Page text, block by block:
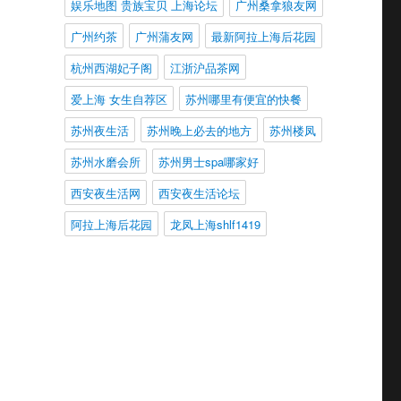
娱乐地图 贵族宝贝 上海论坛
广州桑拿狼友网
广州约茶
广州蒲友网
最新阿拉上海后花园
杭州西湖妃子阁
江浙沪品茶网
爱上海 女生自荐区
苏州哪里有便宜的快餐
苏州夜生活
苏州晚上必去的地方
苏州楼凤
苏州水磨会所
苏州男士spa哪家好
西安夜生活网
西安夜生活论坛
阿拉上海后花园
龙凤上海shlf1419